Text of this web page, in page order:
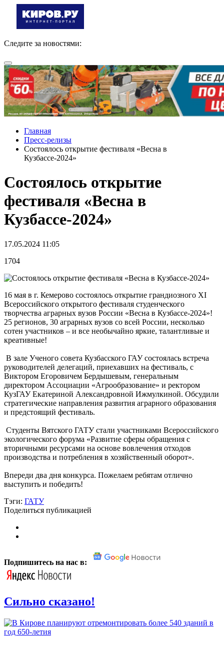
Следите за новостями:
Главная
Пресс-релизы
Состоялось открытие фестиваля «Весна в
Кузбассе-2024»
Состоялось открытие
фестиваля «Весна в
Кузбассе-2024»
17.05.2024 11:05
1704
16 мая в г. Кемерово состоялось открытие грандиозного XI
Всероссийского открытого фестиваля студенческого
творчества аграрных вузов России «Весна в Кузбассе-2024»!
25 регионов, 30 аграрных вузов со всей России, несколько
сотен участников – и все необычайно яркие, талантливые и
креативные!
В зале Ученого совета Кузбасского ГАУ состоялась встреча
руководителей делегаций, приехавших на фестиваль, с
Виктором Егоровичем Бердышевым, генеральным
директором Ассоциации «Агрообразование» и ректором
КузГАУ Екатериной Александровной Ижмулкиной. Обсудили
стратегические направления развития аграрного образования
и предстоящий фестиваль.
Студенты Вятского ГАТУ стали участниками Всероссийского
экологического форума «Развитие сферы обращения с
вторичными ресурсами на основе вовлечения отходов
производства и потребления в хозяйственный оборот».
Впереди два дня конкурса. Пожелаем ребятам отлично
выступить и победить!
Тэги: ГАТУ
Поделиться публикацией
Подпишитесь на нас в:
Сильно сказано!